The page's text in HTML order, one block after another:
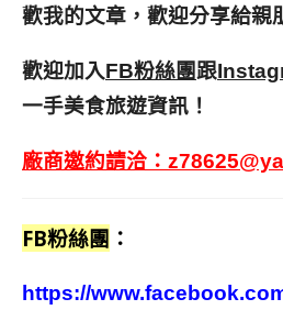
歡我的文章，歡迎分享給親
歡迎加入FB粉絲團跟
一手美食旅遊資訊！
廠商邀約請洽：
FB粉絲團 ：
https://